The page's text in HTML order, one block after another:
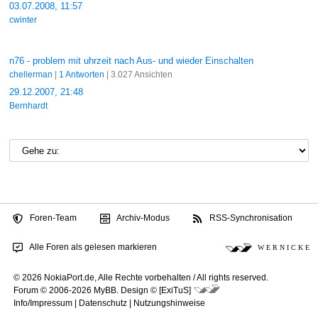
03.07.2008, 11:57
cwinter
n76 - problem mit uhrzeit nach Aus- und wieder Einschalten
chellerman 1 Antworten | 3.027 Ansichten
29.12.2007, 21:48
Bernhardt
Foren-Team Archiv-Modus RSS-Synchronisation
Alle Foren als gelesen markieren W E R N I C K E
© 2026 NokiaPort.de, Alle Rechte vorbehalten /All rights reserved.
Forum © 2006-2026 MyBB
Design © [ExiTuS]
Info/Impressum
Datenschutz Nutzungshinweise